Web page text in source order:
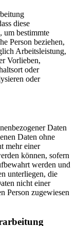
diese
um bestimmte
Person beziehen,
Arbeitsleistung,
Vorlieben,
oder
oder
Daten
Daten ohne
mehr einer
können, sofern
werden und
unterliegen, die
nicht einer
Person zugewiesen